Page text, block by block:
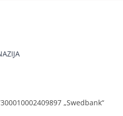
„Swedbank“